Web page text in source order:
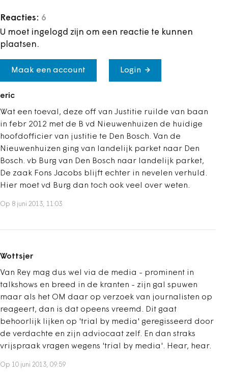
Reacties: 6
U moet ingelogd zijn om een reactie te kunnen
plaatsen.
Maak een account Login
eric
Wat een toeval, deze off van Justitie ruilde van baan
in febr 2012 met de B vd Nieuwenhuizen de huidige
hoofdofficier van justitie te Den Bosch. Van de
Nieuwenhuizen ging van landelijk parket naar Den
Bosch. vb Burg van Den Bosch naar landelijk parket,
De zaak Fons Jacobs blijft echter in nevelen verhuld.
Hier moet vd Burg dan toch ook veel over weten.
Op 8 juni 2013, 11:03
Wottsjer
Van Rey mag dus wel via de media - prominent in
talkshows en breed in de kranten - zijn gal spuwen
maar als het OM daar op verzoek van journalisten op
reageert, dan is dat opeens vreemd. Dit gaat
behoorlijk lijken op 'trial by media' geregisseerd door
de verdachte en zijn adviocaat zelf. En dan straks
vrijspraak vragen wegens 'trial by media'. Hear, hear.
Op 10 juni 2013, 09:59